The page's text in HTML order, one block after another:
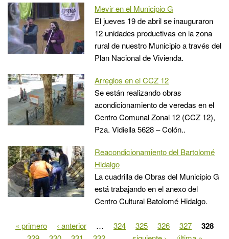
Mevir en el Municipio G
El jueves 19 de abril se inauguraron
12 unidades productivas en la zona
rural de nuestro Municipio a través del
Plan Nacional de Vivienda.
Arreglos en el CCZ 12
Se están realizando obras
acondicionamiento de veredas en el
Centro Comunal Zonal 12 (CCZ 12),
Pza. Vidiella 5628 – Colón..
Reacondicionamiento del Bartolomé
Hidalgo
La cuadrilla de Obras del Municipio G
está trabajando en el anexo del
Centro Cultural Batolomé Hidalgo.
« primero ‹ anterior … 324 325 326 327 328